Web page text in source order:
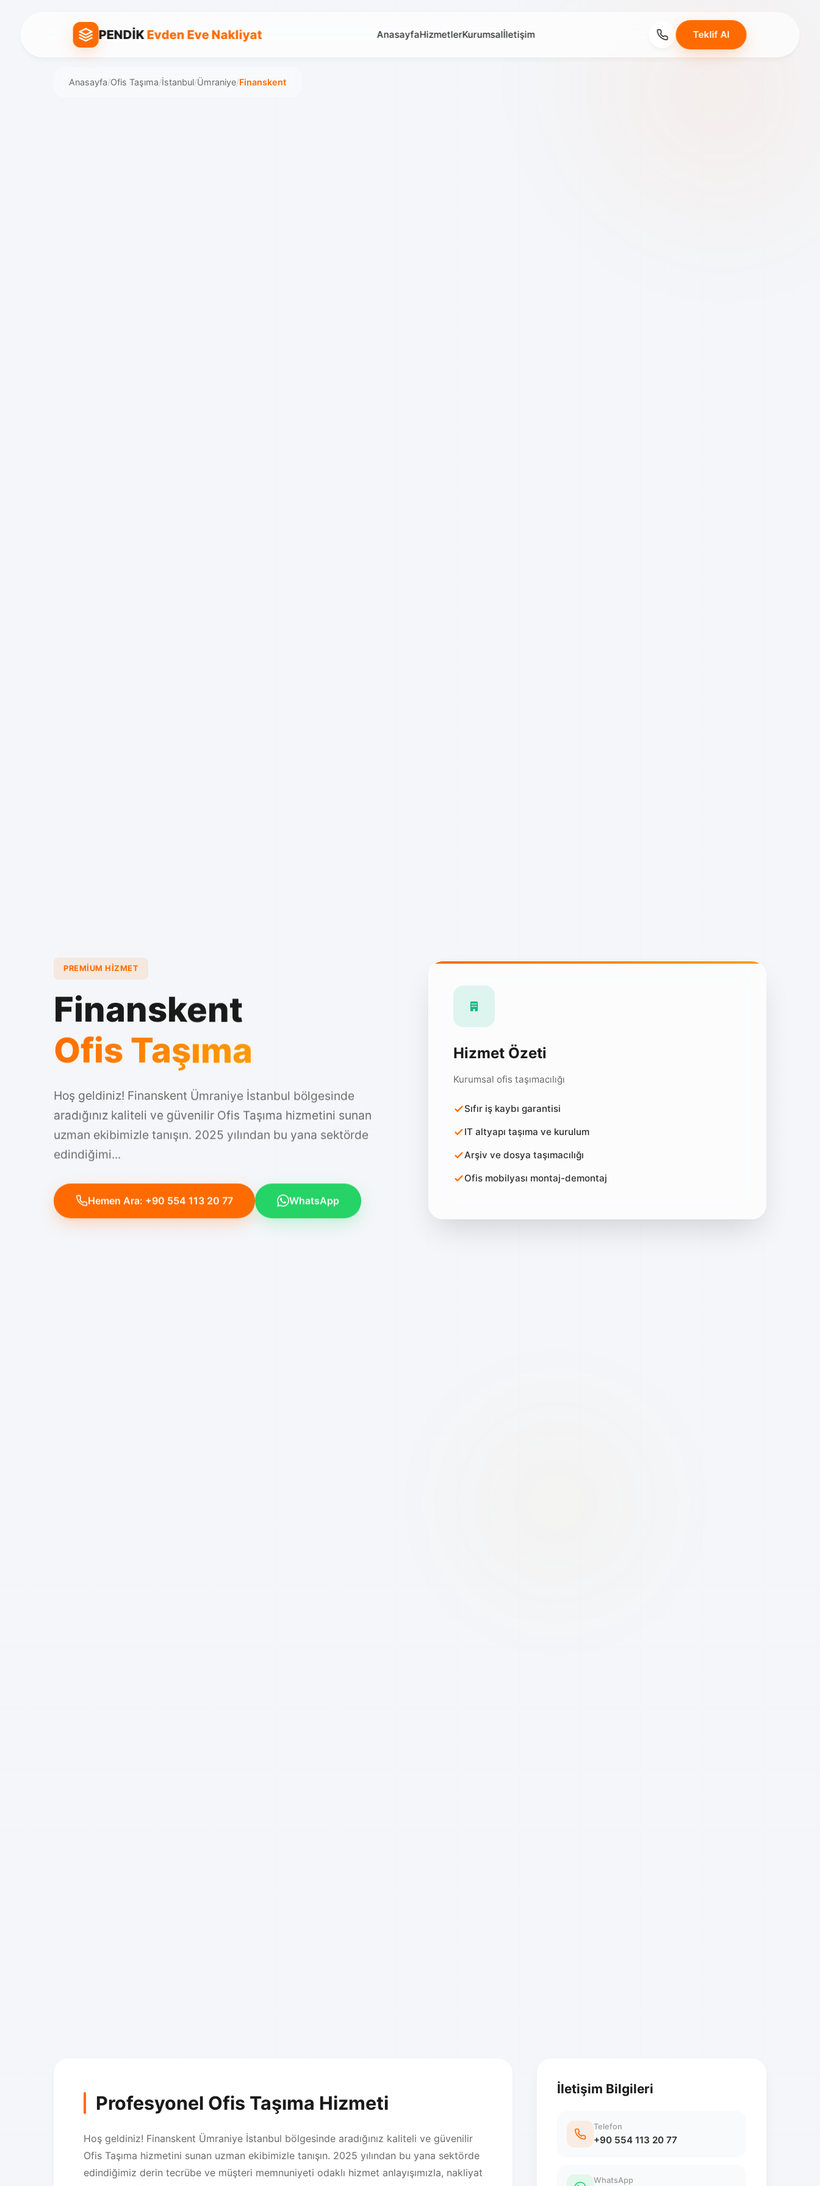
PENDİKEvden Eve Nakliyat AnasayfaHizmetlerKurumsalİletişim Teklif Al
Anasayfa/Ofis Taşıma/İstanbul/Ümraniye/Finanskent
PREMIUM HIZMET
Finanskent
Ofis Taşıma
Hoş geldiniz! Finanskent Ümraniye İstanbul bölgesinde
aradığınız kaliteli ve güvenilir Ofis Taşıma hizmetini sunan
uzman ekibimizle tanışın. 2025 yılından bu yana sektörde
edindiğimi...
Hemen Ara: +90 554 113 20 77 WhatsApp
Hizmet Özeti
Kurumsal ofis taşımacılığı
Sıfır iş kaybı garantisi
IT altyapı taşıma ve kurulum
Arşiv ve dosya taşımacılığı
Ofis mobilyası montaj-demontaj
Profesyonel Ofis Taşıma Hizmeti
Hoş geldiniz! Finanskent Ümraniye İstanbul bölgesinde aradığınız kaliteli ve güvenilir
Ofis Taşıma hizmetini sunan uzman ekibimizle tanışın. 2025 yılından bu yana sektörde
edindiğimiz derin tecrübe ve müşteri memnuniyeti odaklı hizmet anlayışımızla, nakliyat
İletişim Bilgileri
Telefon
+90 554 113 20 77
WhatsApp